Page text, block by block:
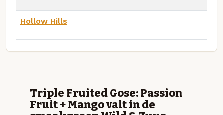
Hollow Hills
Triple Fruited Gose: Passion
Fruit + Mango valt in de